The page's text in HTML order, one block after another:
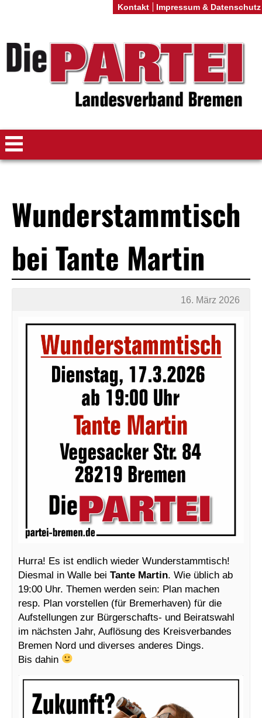
Wunderstammtisch
bei Tante Martin
16. März 2026
Hurra! Es ist endlich wieder Wunderstammtisch!
Diesmal in Walle bei Tante Martin. Wie üblich ab
19:00 Uhr. Themen werden sein: Plan machen
resp. Plan vorstellen (für Bremerhaven) für die
Aufstellungen zur Bürgerschafts- und Beiratswahl
im nächsten Jahr, Auflösung des Kreisverbandes
Bremen Nord und diverses anderes Dings.
Bis dahin
Kontakt Impressum & Datenschutz